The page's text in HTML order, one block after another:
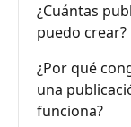
¿Cuántas
puedo crear?
¿Por qué
una
funciona?